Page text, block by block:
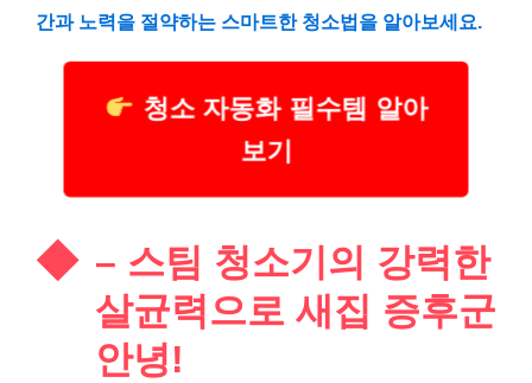
간과 노력을 절약하는 스마트한 청소법을 알아보세요.
청소 자동화 필수템 알아
보기
– 스팀 청소기의 강력한
살균력으로 새집 증후군
안녕!